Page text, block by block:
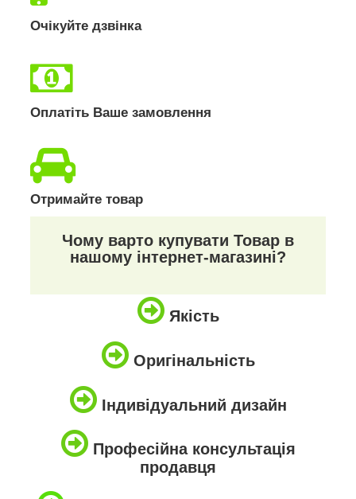
Очікуйте дзвінка
Оплатіть Ваше замовлення
Отримайте товар
Чому варто купувати Товар в
нашому інтернет-магазині?
Якість
Оригінальність
Індивідуальний дизайн
Професійна консультація
продавця